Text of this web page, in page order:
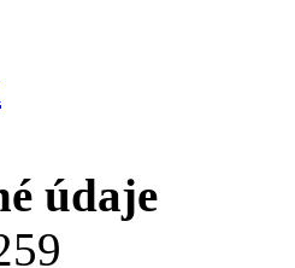
údaje